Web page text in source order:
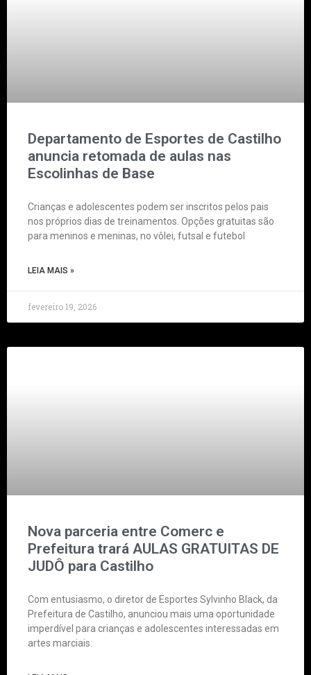
Departamento de Esportes de Castilho
anuncia retomada de aulas nas
Escolinhas de Base
Crianças e adolescentes podem ser inscritos pelos pais
nos próprios dias de treinamentos. Opções gratuitas são
para meninos e meninas, no vôlei, futsal e futebol
LEIA MAIS »
fevereiro 19, 2026
Nova parceria entre Comerc e
Prefeitura trará AULAS GRATUITAS DE
JUDÔ para Castilho
Com entusiasmo, o diretor de Esportes Sylvinho Black, da
Prefeitura de Castilho, anunciou mais uma oportunidade
imperdível para crianças e adolescentes interessadas em
artes marciais.